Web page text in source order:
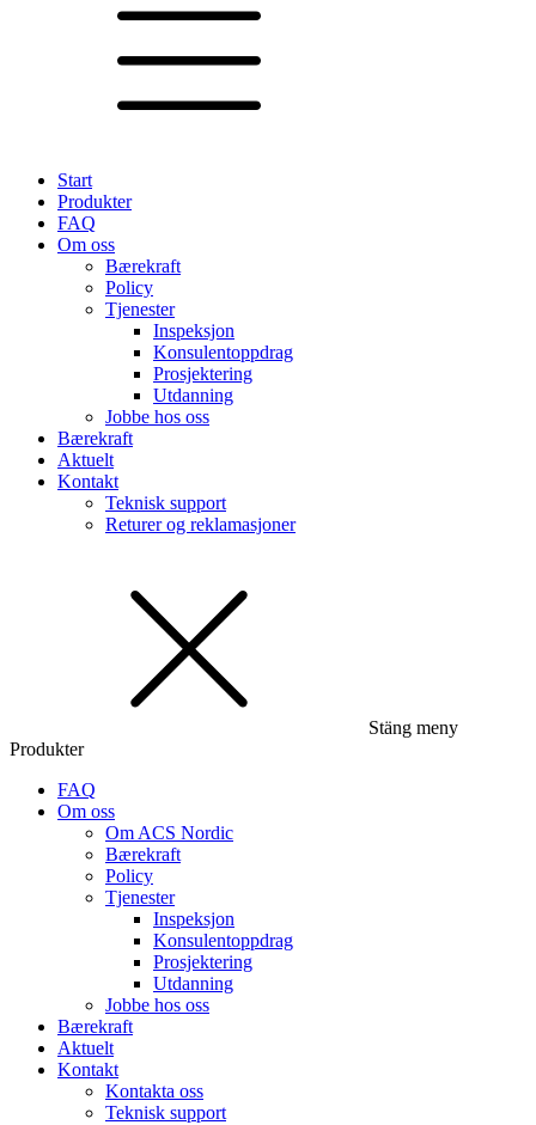
Start
Produkter
FAQ
Om oss
Bærekraft
Policy
Tjenester
Inspeksjon
Konsulentoppdrag
Prosjektering
Utdanning
Jobbe hos oss
Bærekraft
Aktuelt
Kontakt
Teknisk support
Returer og reklamasjoner
Stäng meny
Produkter
FAQ
Om oss
Om ACS Nordic
Bærekraft
Policy
Tjenester
Inspeksjon
Konsulentoppdrag
Prosjektering
Utdanning
Jobbe hos oss
Bærekraft
Aktuelt
Kontakt
Kontakta oss
Teknisk support